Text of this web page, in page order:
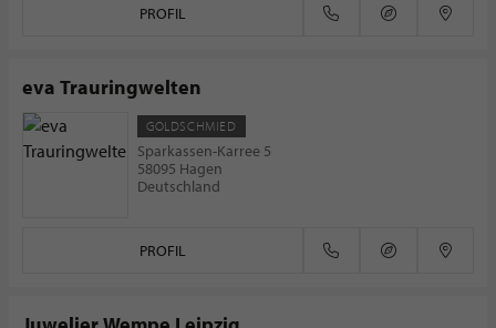
PROFIL
eva Trauringwelten
GOLDSCHMIED
Sparkassen-Karree 5
58095 Hagen
Deutschland
PROFIL